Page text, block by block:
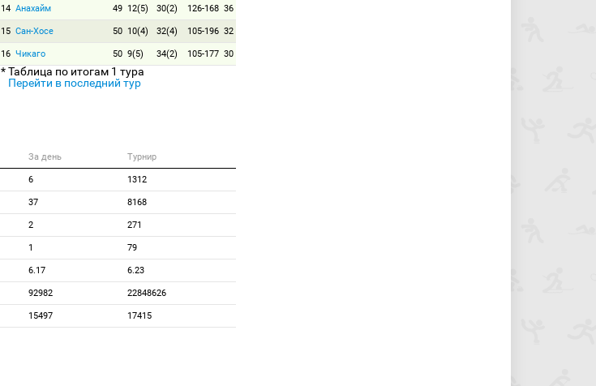
14 Анахайм 49 12(5) 30(2) 126-168 36
15 Сан-Хосе 50 10(4) 32(4) 105-196 32
16 Чикаго 50 9(5) 34(2) 105-177 30
* Таблица по итогам 1 тура
Перейти в последний тур
За день Турнир
6 1312
37 8168
2 271
1 79
6.17 6.23
92982 22848626
15497 17415